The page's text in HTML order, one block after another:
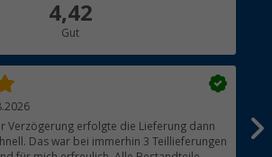
4,42
Gut
Verzögerung erfolgte die Lieferung dann
Das war bei immerhin 3 Teillieferungen